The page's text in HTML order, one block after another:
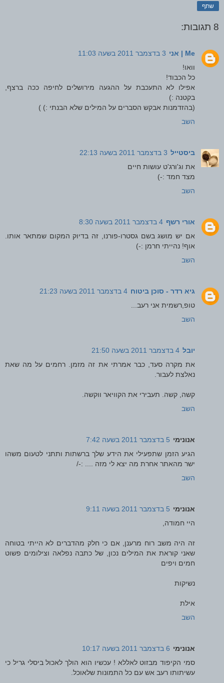
שתף
8 תגובות:
Me | אני
3 בדצמבר 2011 בשעה 11:03
וואו!
כל הכבוד!
אפילו לא התעכבת על ההגעה מירושלים לחיפה ככה ברצף,
בקטנה :)
(בהזדמנות אבקש הסברים על המילים שלא הבנתי :) )
השב
ביסטייל 3 בדצמבר 2011 בשעה 22:13
את וג'ורג'ט עושות חיים
מצד חמד :-)
השב
אורי רשף 4 בדצמבר 2011 בשעה 8:30
אם יש מושג בשם גסטרו-פורנו, זה בדיוק המקום שמתאר אותו.
אוף! נהייתי חרמן :-)
השב
גיא רדר - סוכן ביטוח 4 בדצמבר 2011 בשעה 21:23
טופ,רשמית אני רעב...
השב
יובל 4 בדצמבר 2011 בשעה 21:50
את מקרה סעד, כבר אמרתי את זה מזמן. רחמים על מה שאת
נאלצת לעבור.
קשה, קשה. תעבירי את הקוויאר ווקשה.
השב
אנונימי 5 בדצמבר 2011 בשעה 7:42
הגיע הזמן שתפעילי את הידע שלך ברשתות ותתני לטעום משהו
ישר מהאתר אחרת מה יצא לי מזה .... :-/
השב
אנונימי 5 בדצמבר 2011 בשעה 9:11
היי חמודה,
זה היה משב רוח מרענן, אם כי חלק מהדברים לא הייתי בטוחה
שאני קוראת את המילים נכון, של כתבה נפלאה וצילומים פשוט
חמים ויפים
נשיקות
אילת
השב
אנונימי 6 בדצמבר 2011 בשעה 10:17
סמי הקיפוד מבזוט לאללא ! עכשיו הוא הולך לאכול ביסלי גריל כי
עשיתותו רעב אש עם כל התמונות שלאוכל.